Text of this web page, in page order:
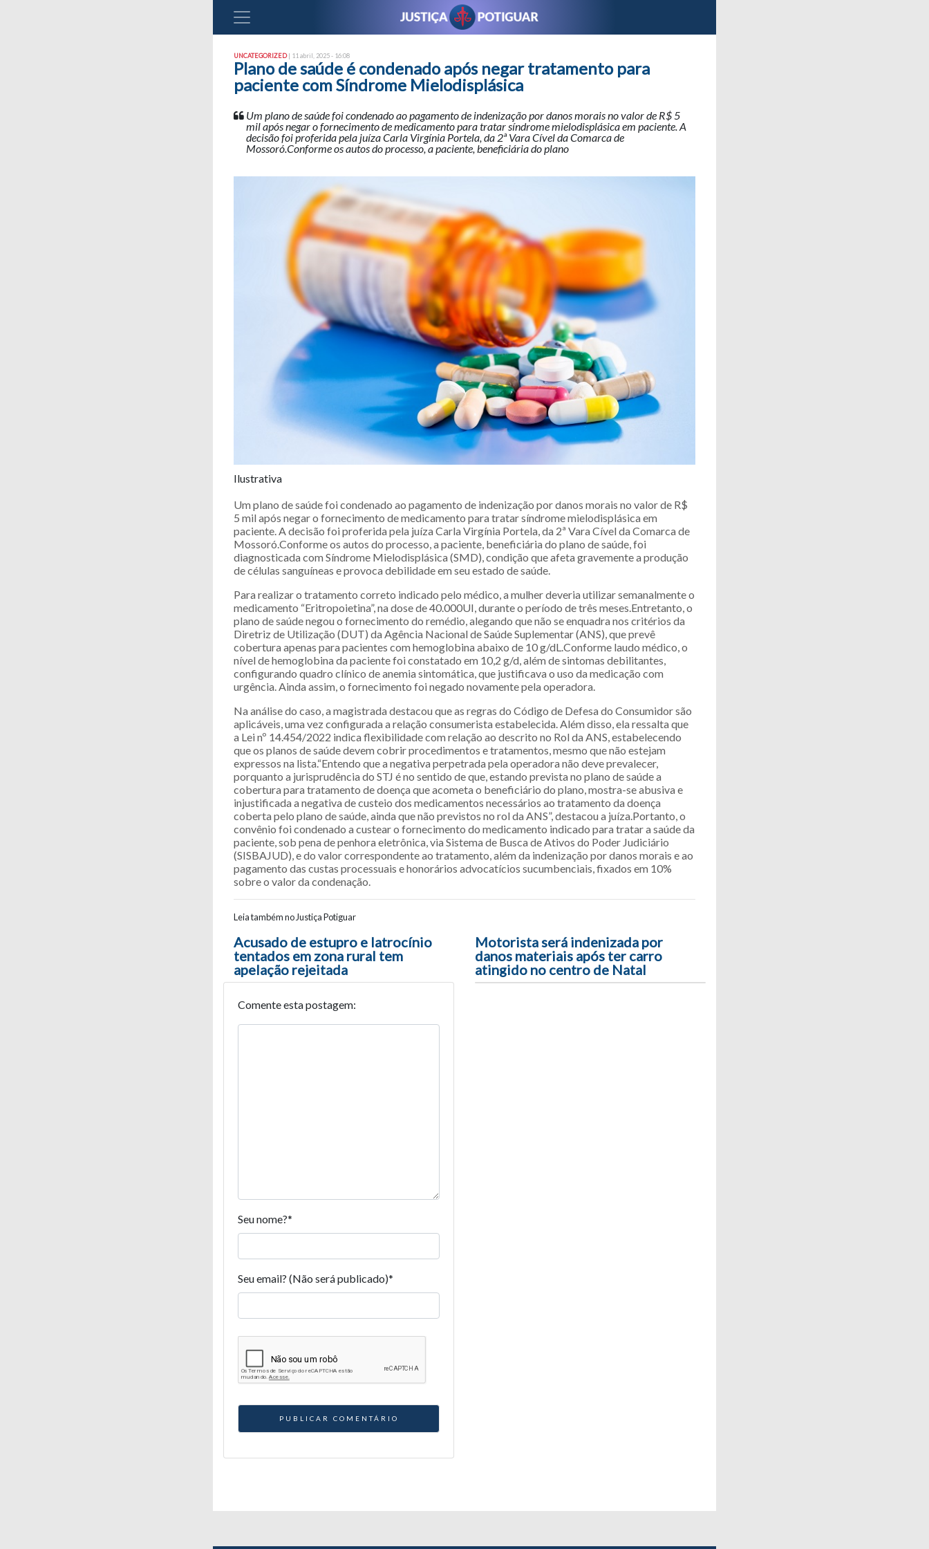
UNCATEGORIZED| 11 abril, 2025 - 16:08
Plano de saúde é condenado após negar tratamento para
paciente com Síndrome Mielodisplásica
Um plano de saúde foi condenado ao pagamento de indenização por danos morais no valor de R$ 5
mil após negar o fornecimento de medicamento para tratar síndrome mielodisplásica em paciente. A
decisão foi proferida pela juíza Carla Virgínia Portela, da 2ª Vara Cível da Comarca de
Mossoró.Conforme os autos do processo, a paciente, beneficiária do plano
Ilustrativa
Um plano de saúde foi condenado ao pagamento de indenização por danos morais no valor de R$
5 mil após negar o fornecimento de medicamento para tratar síndrome mielodisplásica em
paciente. A decisão foi proferida pela juíza Carla Virgínia Portela, da 2ª Vara Cível da Comarca de
Mossoró.Conforme os autos do processo, a paciente, beneficiária do plano de saúde, foi
diagnosticada com Síndrome Mielodisplásica (SMD), condição que afeta gravemente a produção
de células sanguíneas e provoca debilidade em seu estado de saúde.
Para realizar o tratamento correto indicado pelo médico, a mulher deveria utilizar semanalmente o
medicamento “Eritropoietina”, na dose de 40.000UI, durante o período de três meses.Entretanto, o
plano de saúde negou o fornecimento do remédio, alegando que não se enquadra nos critérios da
Diretriz de Utilização (DUT) da Agência Nacional de Saúde Suplementar (ANS), que prevê
cobertura apenas para pacientes com hemoglobina abaixo de 10 g/dL.Conforme laudo médico, o
nível de hemoglobina da paciente foi constatado em 10,2 g/d, além de sintomas debilitantes,
configurando quadro clínico de anemia sintomática, que justificava o uso da medicação com
urgência. Ainda assim, o fornecimento foi negado novamente pela operadora.
Na análise do caso, a magistrada destacou que as regras do Código de Defesa do Consumidor são
aplicáveis, uma vez configurada a relação consumerista estabelecida. Além disso, ela ressalta que
a Lei nº 14.454/2022 indica flexibilidade com relação ao descrito no Rol da ANS, estabelecendo
que os planos de saúde devem cobrir procedimentos e tratamentos, mesmo que não estejam
expressos na lista.“Entendo que a negativa perpetrada pela operadora não deve prevalecer,
porquanto a jurisprudência do STJ é no sentido de que, estando prevista no plano de saúde a
cobertura para tratamento de doença que acometa o beneficiário do plano, mostra-se abusiva e
injustificada a negativa de custeio dos medicamentos necessários ao tratamento da doença
coberta pelo plano de saúde, ainda que não previstos no rol da ANS”, destacou a juíza.Portanto, o
convênio foi condenado a custear o fornecimento do medicamento indicado para tratar a saúde da
paciente, sob pena de penhora eletrônica, via Sistema de Busca de Ativos do Poder Judiciário
(SISBAJUD), e do valor correspondente ao tratamento, além da indenização por danos morais e ao
pagamento das custas processuais e honorários advocatícios sucumbenciais, fixados em 10%
sobre o valor da condenação.
Leia também no Justiça Potiguar
Navegação entre posts
Acusado de estupro e latrocínio
tentados em zona rural tem
apelação rejeitada
Motorista será indenizada por
danos materiais após ter carro
atingido no centro de Natal
Comente esta postagem:
Seu nome?*
Seu email? (Não será publicado)*